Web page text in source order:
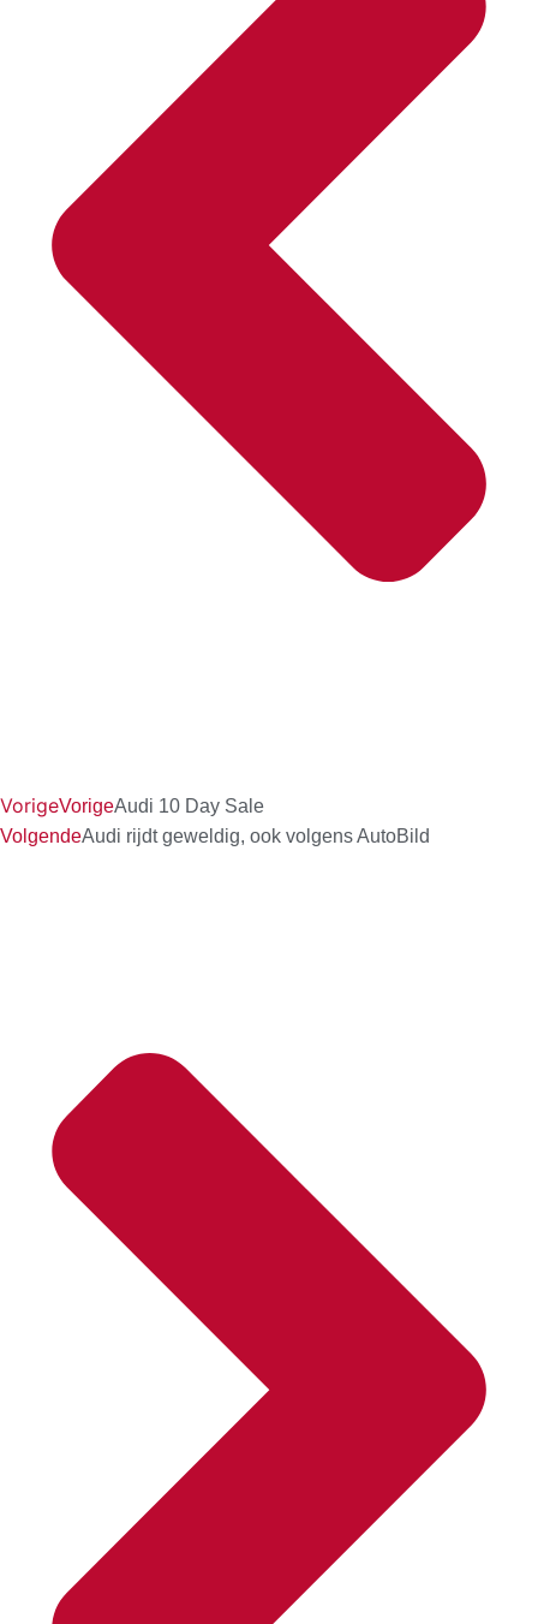
VorigeVorigeAudi 10 Day Sale
VolgendeAudi rijdt geweldig, ook volgens AutoBild